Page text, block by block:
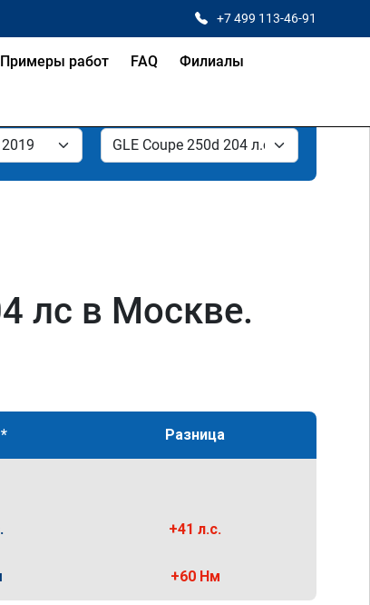
+7 499 113-46-91
Примеры работ FAQ Филиалы
лс в Москве.
Разница
+41 л.с.
+60 Нм